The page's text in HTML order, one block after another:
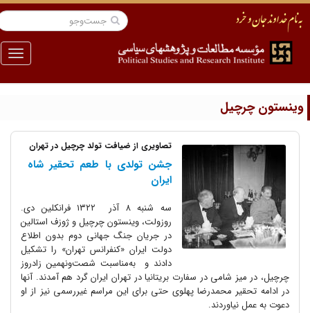
منو
چرچیل
تصاویری از ضیافت تولد چرچیل در تهران
جشن تولدی با طعم تحقیر شاه
ایران
سه شنبه ۸ آذر ۱۳۲۲ فرانکلین دی.
روزولت، وینستون چرچیل و ژوزف استالین
در جریان جنگ جهانی دوم بدون اطلاع
دولت ایران «کنفرانس تهران» را تشکیل
دادند و به‌مناسبت شصت‌و‌نهمین زادروز
چرچیل، در میز شامی در سفارت بریتانیا در تهران ایران گرد هم آمدند. آنها
در ادامه تحقیر محمدرضا پهلوی حتی برای این مراسم غیررسمی نیز از او
دعوت به عمل نیاوردند.